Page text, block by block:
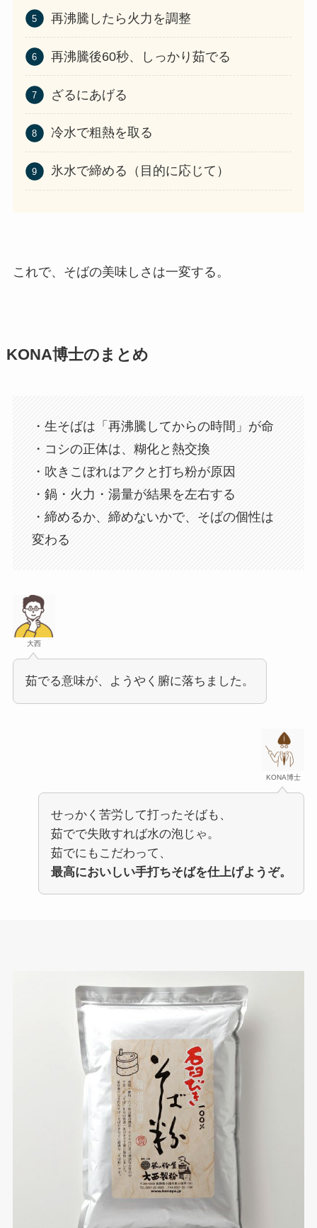
再沸騰したら火力を調整
再沸騰後60秒、しっかり茹でる
ざるにあげる
冷水で粗熱を取る
氷水で締める（目的に応じて）
これで、そばの美味しさは一変する。
KONA博士のまとめ
・生そばは「再沸騰してからの時間」が命
・コシの正体は、糊化と熱交換
・吹きこぼれはアクと打ち粉が原因
・鍋・火力・湯量が結果を左右する
・締めるか、締めないかで、そばの個性は
変わる
大西
茹でる意味が、ようやく腑に落ちました。
KONA博士
せっかく苦労して打ったそばも、
茹でで失敗すれば水の泡じゃ。
茹でにもこだわって、
最高においしい手打ちそばを仕上げようぞ。